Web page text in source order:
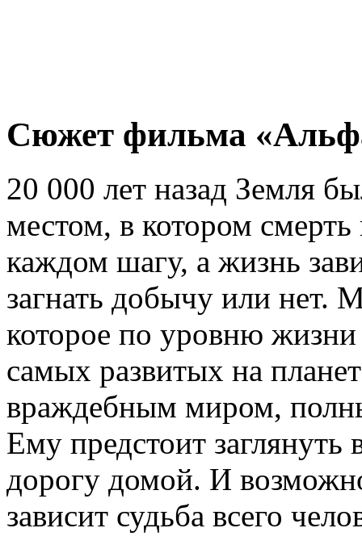
Сюжет фильма
20 000 лет назад Земля
местом, в котором смерть
каждом шагу, а жизнь
загнать добычу или нет.
которое по уровню
самых развитых на
враждебным миром,
Ему предстоит
дорогу домой. И
зависит судьба всего